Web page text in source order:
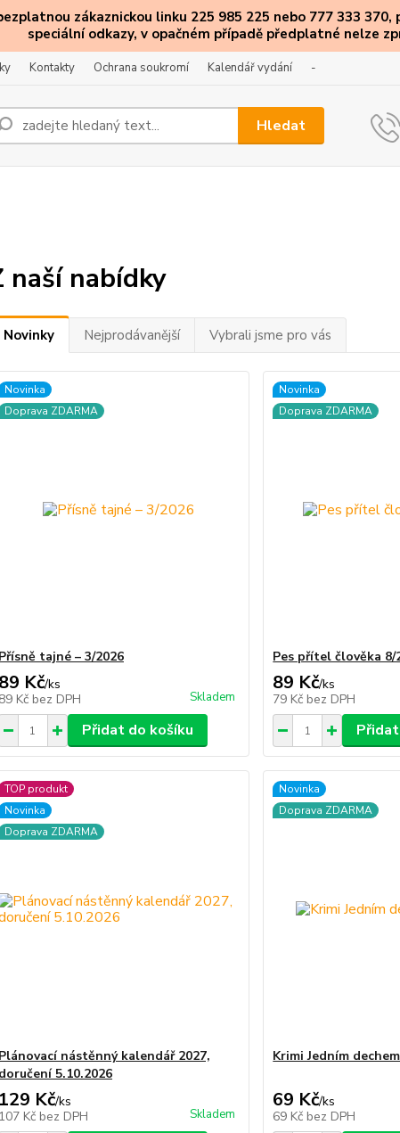
zákaznickou linku 225 985 225 nebo 777 333
speciální odkazy, v opačném případě předplatné nelze
Kontakty Ochrana soukromí Kalendář vydání -
Hledat
naší nabídky
Novinky Nejprodávanější Vybrali jsme pro vás
Novinka
Doprava ZDARMA
Přísně tajné – 3/2026
89 Kč/ks
89 Kč bez DPH Skladem
Přidat do košíku
Novinka
Doprava ZDARMA
Pes přítel člověka 8/
89 Kč/ks
79 Kč bez DPH
TOP produkt
Novinka
Doprava ZDARMA
Plánovací nástěnný kalendář 2027,
doručení 5.10.2026
129 Kč/ks
107 Kč bez DPH Skladem
Novinka
Doprava ZDARMA
Krimi Jedním
69 Kč/ks
69 Kč bez DPH